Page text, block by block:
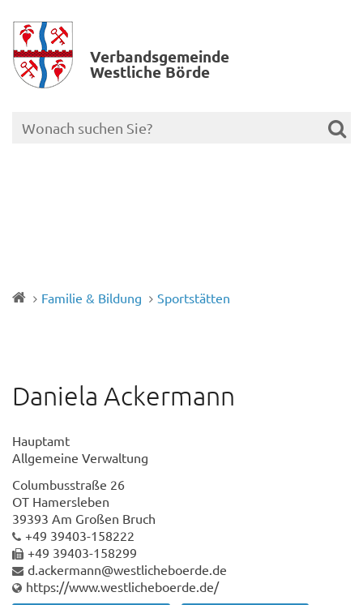
Verbands­gemeinde
Westliche Börde
Familie & Bildung Sportstätten
Daniela Ackermann
Hauptamt
Allgemeine Verwaltung
Columbusstraße 26
OT Hamersleben
39393 Am Großen Bruch
+49 39403-158222
+49 39403-158299
d.ackermann@westlicheboerde.de
https://www.westlicheboerde.de/